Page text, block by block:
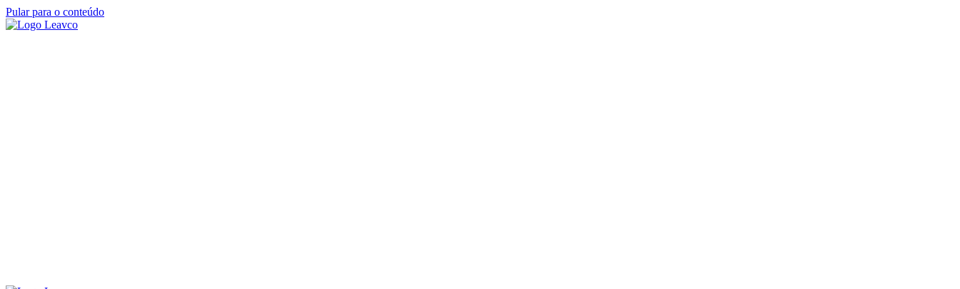
Pular para o conteúdo